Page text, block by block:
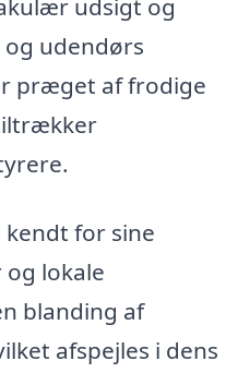
udendørs
præget af frodige
for sine
lokale
blanding af
afspejles i dens